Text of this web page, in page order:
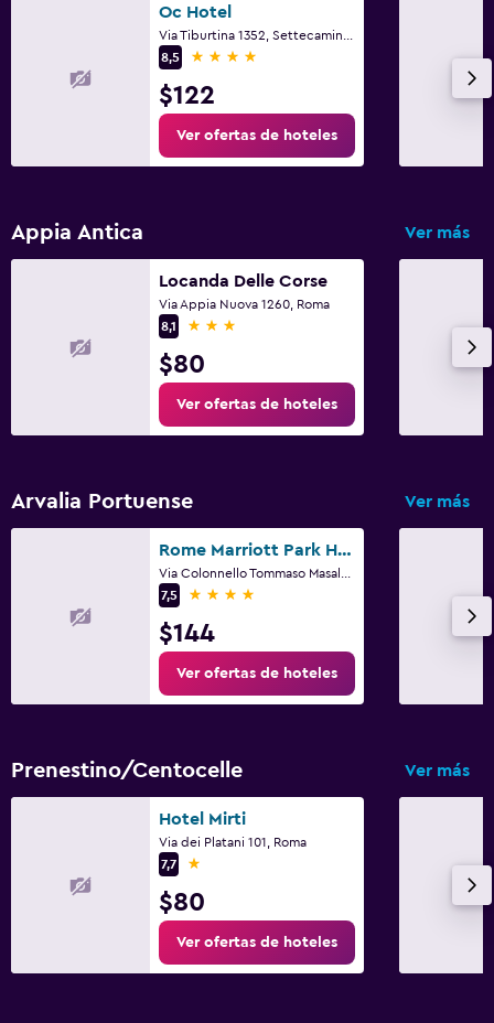
Oc Hotel
8,5
4 estrellas
$122
Ver ofertas de hoteles
Appia Antica Ver más
Locanda Delle Corse
Via Appia Nuova 1260, Roma
8,1
3 estrellas
$80
Ver ofertas de hoteles
Arvalia Portuense Ver más
Rome Marriott Park Hotel
7,5
4 estrellas
$144
Ver ofertas de hoteles
Prenestino/Centocelle Ver más
Hotel Mirti
Via dei Platani 101, Roma
7,7
1 estrella
$80
Ver ofertas de hoteles